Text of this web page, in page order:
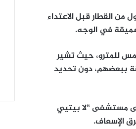
القطار قبل الاعتداء
في الوجه.
للمترو، حيث تشير
ببعضهم، دون تحديد
مستشفى “لا بيتيي
الإسعاف.